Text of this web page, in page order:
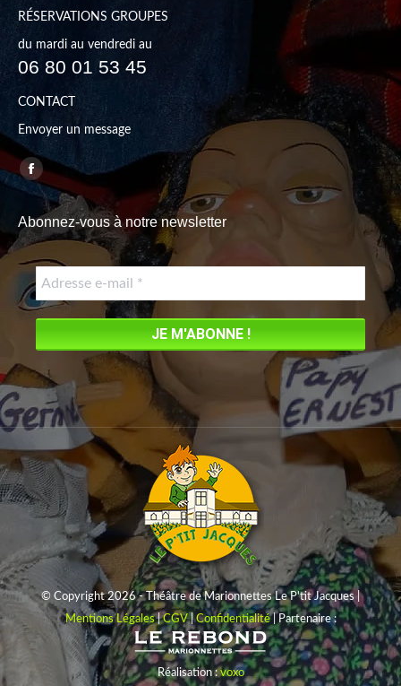
RÉSERVATIONS GROUPES
du mardi au vendredi au
06 80 01 53 45
CONTACT
Envoyer un message
Trouvez nous sur :
Facebook
page
opens
in
new
window
Abonnez-vous à notre newsletter
© Copyright 2026 - Théâtre de Marionnettes Le P'tit Jacques |
Mentions Légales|CGV|Confidentialité| Partenaire :
Réalisation :voxo